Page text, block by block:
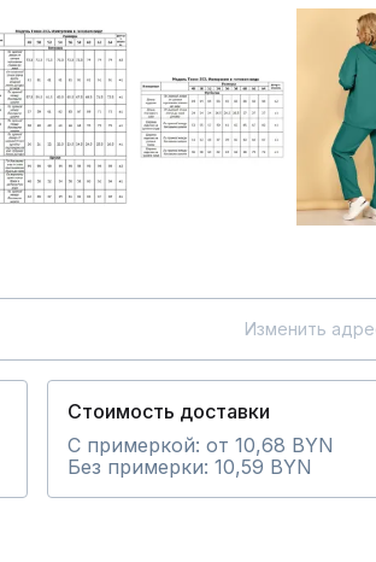
Изменить
Стоимость доставки
С примеркой: от 10,68 BYN
Без примерки: 10,59 BYN